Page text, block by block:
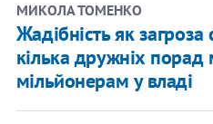
МИКОЛА ТОМЕНКО
Жадібність як загроза
кілька дружніх порад
мільйонерам у владі